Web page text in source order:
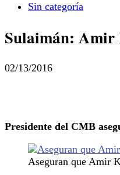
Sin categoría
Sulaimán: Amir
02/13/2016
Presidente del CMB
Aseguran que Amir